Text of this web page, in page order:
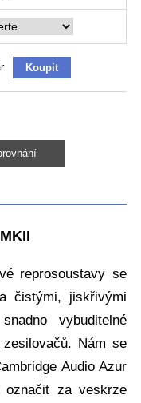
reprosoustavy se
čistými, jiskřivými
vybuditelné
Nám se
Audio Azur
za veskrze